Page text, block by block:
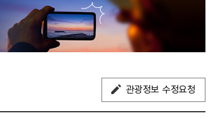
관광정보 수정요청